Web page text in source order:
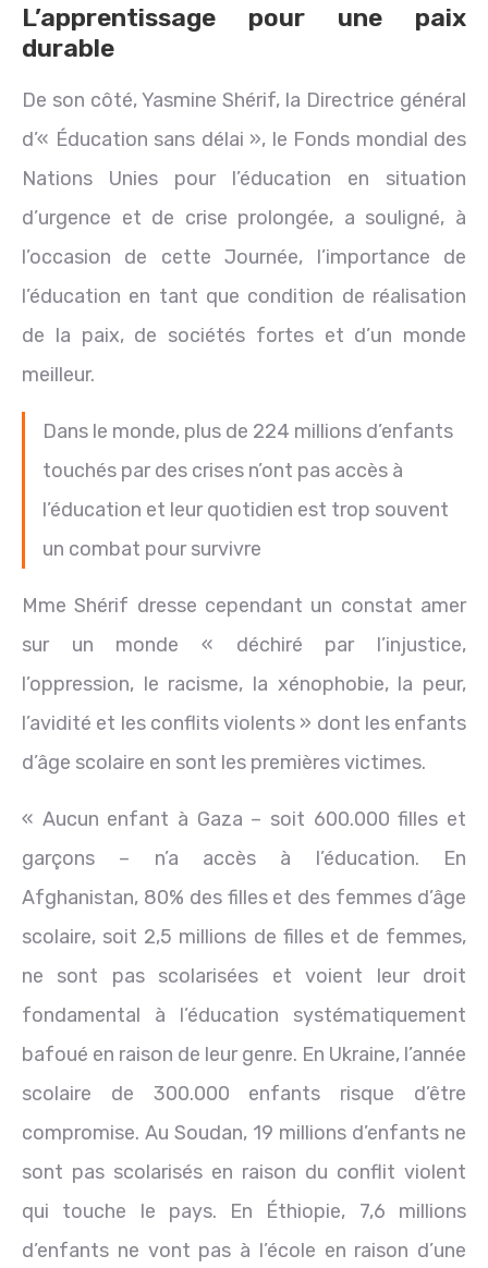
L’apprentissage pour une paix
durable
De son côté, Yasmine Shérif, la Directrice général
d’« Éducation sans délai », le Fonds mondial des
Nations Unies pour l’éducation en situation
d’urgence et de crise prolongée, a souligné, à
l’occasion de cette Journée, l’importance de
l’éducation en tant que condition de réalisation
de la paix, de sociétés fortes et d’un monde
meilleur.
Dans le monde, plus de 224 millions d’enfants
touchés par des crises n’ont pas accès à
l’éducation et leur quotidien est trop souvent
un combat pour survivre
Mme Shérif dresse cependant un constat amer
sur un monde « déchiré par l’injustice,
l’oppression, le racisme, la xénophobie, la peur,
l’avidité et les conflits violents » dont les enfants
d’âge scolaire en sont les premières victimes.
« Aucun enfant à Gaza – soit 600.000 filles et
garçons – n’a accès à l’éducation. En
Afghanistan, 80% des filles et des femmes d’âge
scolaire, soit 2,5 millions de filles et de femmes,
ne sont pas scolarisées et voient leur droit
fondamental à l’éducation systématiquement
bafoué en raison de leur genre. En Ukraine, l’année
scolaire de 300.000 enfants risque d’être
compromise. Au Soudan, 19 millions d’enfants ne
sont pas scolarisés en raison du conflit violent
qui touche le pays. En Éthiopie, 7,6 millions
d’enfants ne vont pas à l’école en raison d’une